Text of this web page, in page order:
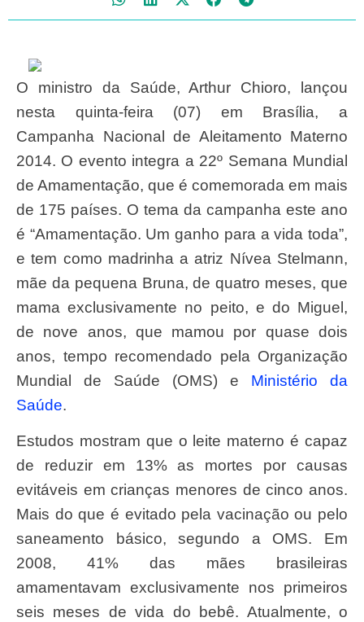
O ministro da Saúde, Arthur Chioro, lançou
nesta quinta-feira (07) em Brasília, a
Campanha Nacional de Aleitamento Materno
2014. O evento integra a 22º Semana Mundial
de Amamentação, que é comemorada em mais
de 175 países. O tema da campanha este ano
é “Amamentação. Um ganho para a vida toda”,
e tem como madrinha a atriz Nívea Stelmann,
mãe da pequena Bruna, de quatro meses, que
mama exclusivamente no peito, e do Miguel,
de nove anos, que mamou por quase dois
anos, tempo recomendado pela Organização
Mundial de Saúde (OMS) e Ministério da
Saúde.
Estudos mostram que o leite materno é capaz
de reduzir em 13% as mortes por causas
evitáveis em crianças menores de cinco anos.
Mais do que é evitado pela vacinação ou pelo
saneamento básico, segundo a OMS. Em
2008, 41% das mães brasileiras
amamentavam exclusivamente nos primeiros
seis meses de vida do bebê. Atualmente, o